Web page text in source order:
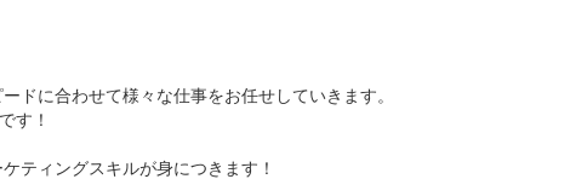
ドに合わせて様々な仕事をお任せしていきます。
す！
ティングスキルが身につきます！